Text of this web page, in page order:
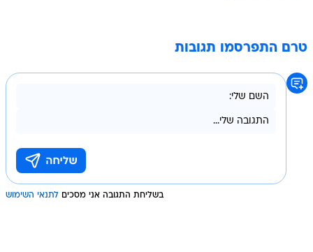
טרם התפרסמו תגובות
בשליחת התגובה אני מסכים לתנאי השימוש